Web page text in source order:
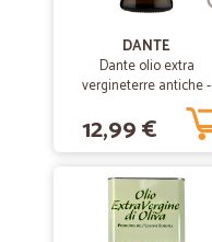
DANTE
Dante olio extra
vergineterre antiche -
12,99 €